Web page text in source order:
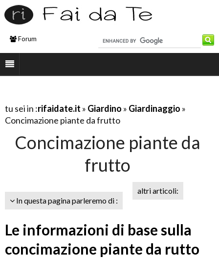
Forum
tu sei in :rifaidate.it » Giardino » Giardinaggio »
Concimazione piante da frutto
Concimazione piante da
frutto
In questa pagina parleremo di :
altri articoli:
Le informazioni di base sulla
concimazione piante da rutto